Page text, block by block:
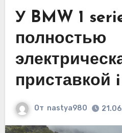
У BMW 1
полностью
приставкой i
От nastya980